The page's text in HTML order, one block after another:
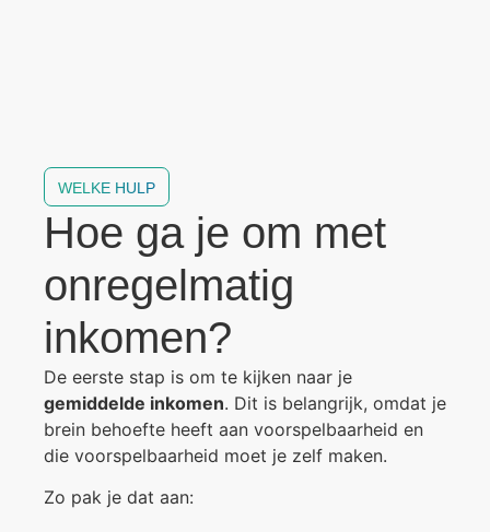
WELKE HULP
Hoe ga je om met
onregelmatig
inkomen?
De eerste stap is om te kijken naar je
gemiddelde inkomen. Dit is belangrijk, omdat je
brein behoefte heeft aan voorspelbaarheid en
die voorspelbaarheid moet je zelf maken.
Zo pak je dat aan: